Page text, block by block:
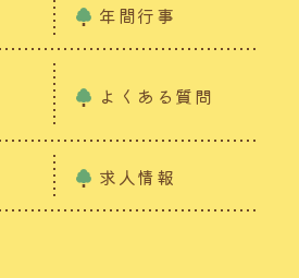
年間行事
よくある質問
求人情報